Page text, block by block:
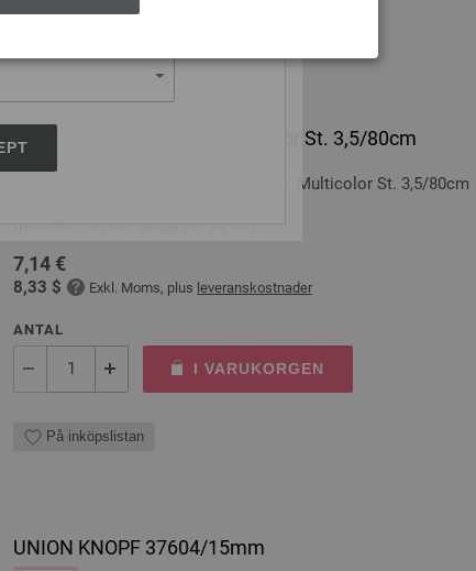
Rundsticka Design-trä: Multicolor St. 3,5/80cm
LANA GROSSA Rundsticka Design-trä: Multicolor St. 3,5/80cm
tjocklek 3,5 mm; längd ca. 80 cm
7,14 €
8,33 $ Exkl. Moms, plus leveranskostnader
ANTAL
I VARUKORGEN
På inköpslistan
UNION KNOPF 37604/15mm